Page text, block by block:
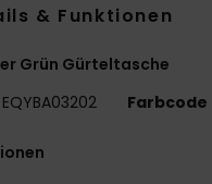
& Funktionen
Grün Gürteltasche
EQYBA03202 Farbcode